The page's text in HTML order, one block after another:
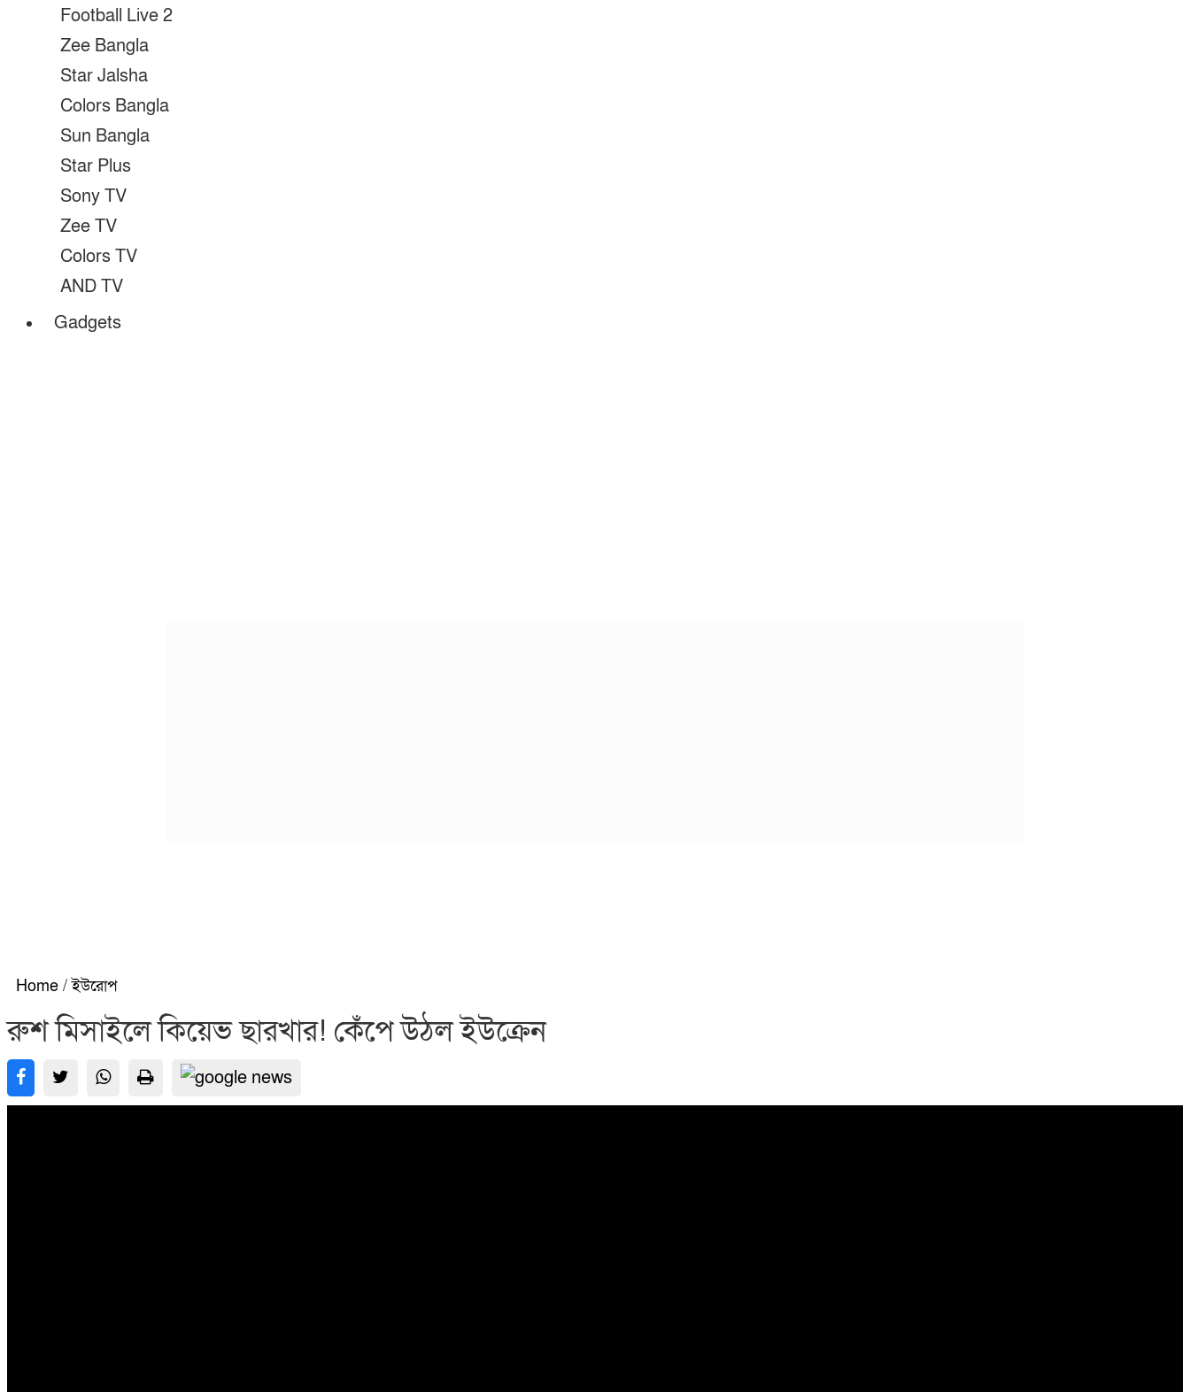
Football Live 2
Zee Bangla
Star Jalsha
Colors Bangla
Sun Bangla
Star Plus
Sony TV
Zee TV
Colors TV
AND TV
Gadgets
Home / ইউরোপ
রুশ মিসাইলে কিয়েভ ছারখার! কেঁপে উঠল ইউক্রেন